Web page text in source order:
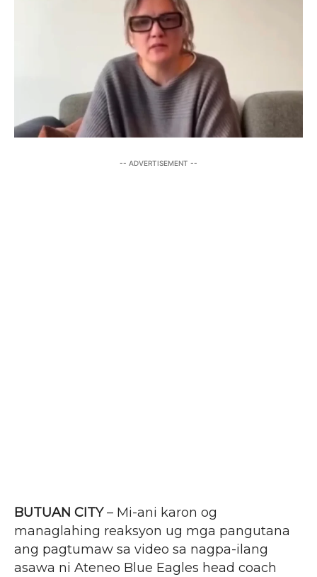
-- ADVERTISEMENT --
BUTUAN CITY– Mi-ani karon og
managlahing reaksyon ug mga pangutana
ang pagtumaw sa video sa nagpa-ilang
asawa ni Ateneo Blue Eagles head coach